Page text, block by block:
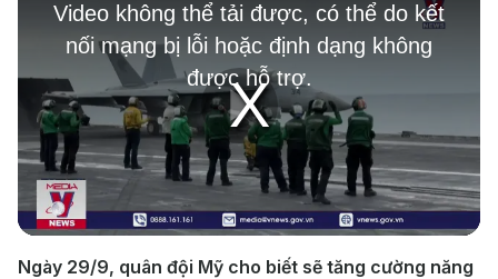
Play
Video
window.
Video không thể tải được, có thể do kết
nối mạng bị lỗi hoặc định dạng không
được hỗ trợ.
Ngày 29/9, quân đội Mỹ cho biết sẽ tăng cường năng